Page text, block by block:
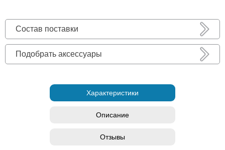
Состав поставки
Подобрать аксессуары
Характеристики
Описание
Отзывы